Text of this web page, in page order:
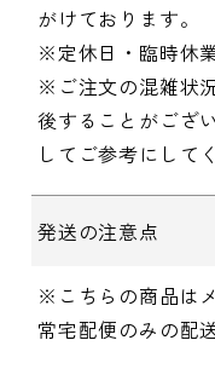
がけております。
※定休日・臨時休
※ご注文の混雑状
後することがござ
してご参考にして
発送の注意点
※こちらの商品は
常宅配便のみの配